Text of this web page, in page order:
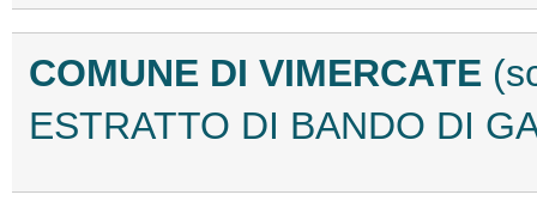
COMUNE DI VIMERCATE
ESTRATTO DI BANDO DI